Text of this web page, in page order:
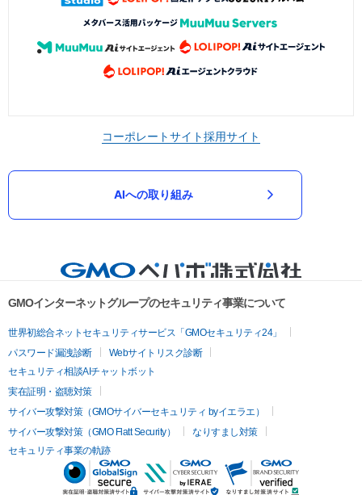
コーポレートサイト採用サイト
AIへの取り組み
GMOインターネットグループのセキュリティ事業について
世界初総合ネットセキュリティサービス「GMOセキュリティ24」
パスワード漏洩診断
Webサイトリスク診断
セキュリティ相談AIチャットボット
実在証明・盗聴対策
サイバー攻撃対策（GMOサイバーセキュリティ byイエラエ）
サイバー攻撃対策（GMO Flatt Security）
なりすまし対策
セキュリティ事業の軌跡